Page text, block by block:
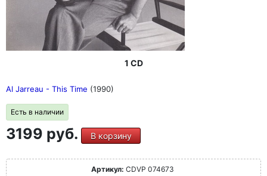
1 CD
Al Jarreau - This Time (1990)
Есть в наличии
3199 руб. В корзину
Артикул: CDVP 074673